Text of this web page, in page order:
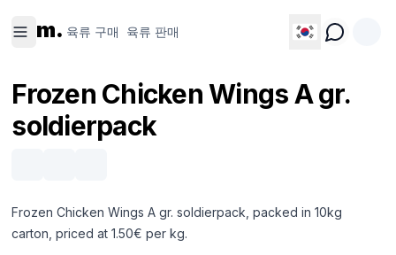
m. 육류 구매 육류 판매
매
매
Frozen Chicken Wings A gr.
soldierpack
Frozen Chicken Wings A gr. soldierpack, packed in 10kg
carton, priced at 1.50€ per kg.